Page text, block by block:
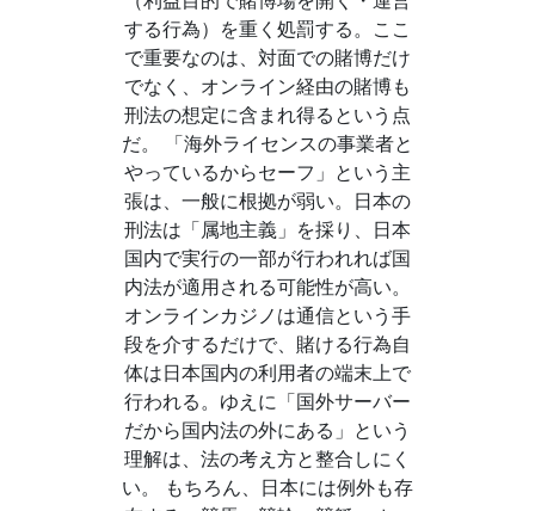
する行為）を重く処罰する。ここ
で重要なのは、対面での賭博だけ
でなく、オンライン経由の賭博も
刑法の想定に含まれ得るという点
だ。 「海外ライセンスの事業者と
やっているからセーフ」という主
張は、一般に根拠が弱い。日本の
刑法は「属地主義」を採り、日本
国内で実行の一部が行われれば国
内法が適用される可能性が高い。
オンラインカジノは通信という手
段を介するだけで、賭ける行為自
体は日本国内の利用者の端末上で
行われる。ゆえに「国外サーバー
だから国内法の外にある」という
理解は、法の考え方と整合しにく
い。 もちろん、日本には例外も存